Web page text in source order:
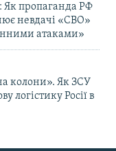
пропаганда РФ
невдачі «СВО»
атаками»
колони». Як ЗСУ
логістику Росії в